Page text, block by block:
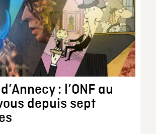
: l’ONF au
depuis sept